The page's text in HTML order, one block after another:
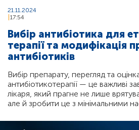
21.11.2024
17:54
Вибір антибіотика для
терапії та модифікація
антибіотиків
Вибір препарату, перегляд та
антибіотикотерапії — це важливі
лікаря, який прагне не лише
але й зробити це з мінімальними